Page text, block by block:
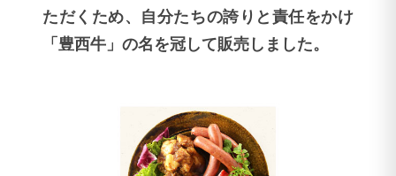
ただくため、自分たちの誇りと責任をかけ
「豊西牛」の名を冠して販売しました。